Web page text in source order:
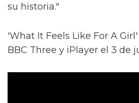
su historia."
'What It Feels Like For A
BBC Three y iPlayer el 3 de